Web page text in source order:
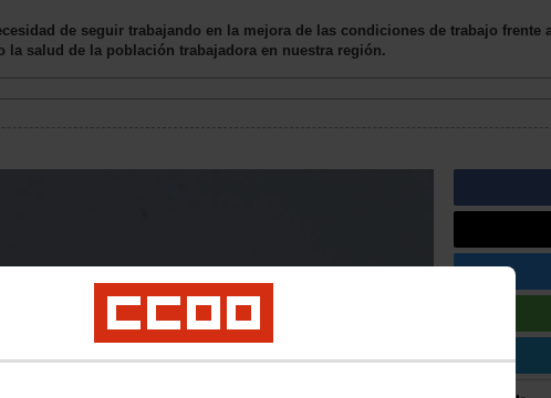
de seguir trabajando en la mejora de las condiciones de trabajo frente
salud de la población trabajadora en nuestra región.